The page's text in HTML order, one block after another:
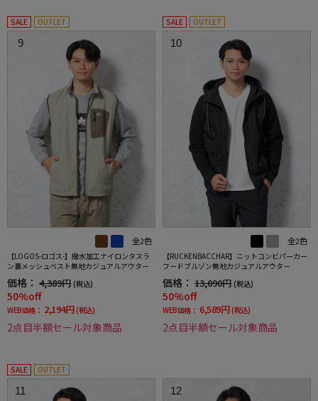
SALE OUTLET
9
全2色
【LOGOS-ロゴス-】撥水加工ナイロンタスラ
ン裏メッシュベスト無地カジュアルアウター
価格： 4,389円 (税込)
50%off
WEB価格： 2,194円 (税込)
2点目半額セール対象商品
SALE OUTLET
10
全2色
【RUCKENBACCHAR】ニットコンビパーカー
フードブルゾン無地カジュアルアウター
価格： 13,090円 (税込)
50%off
WEB価格： 6,589円 (税込)
2点目半額セール対象商品
SALE OUTLET
11 12